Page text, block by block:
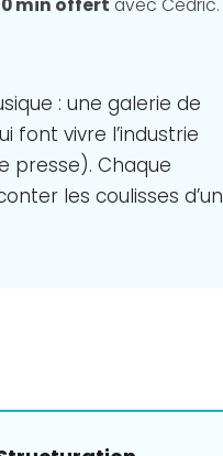
min offert avec Cédric.
: une galerie de
font vivre l’industrie
presse). Chaque
les coulisses d’un